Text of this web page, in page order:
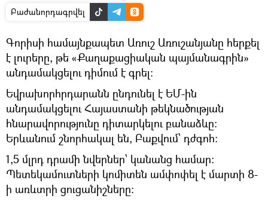
Բաժանորդագրվել
Գորիսի համայնքապետ Առուշ Առուշանյանը հերքել
է լուրերը, թե «Քաղաքացիական պայմանագրին»
անդամակցելու դիմում է գրել։
Եվրախորհրդարանն ընդունել է ԵՄ-ին
անդամակցելու Հայաստանի թեկնածության
հնարավորությունը դիտարկելու բանաձևը։
Երևանում շնորհակալ են, Բաքվում՝ դժգոհ։
1,5 մլրդ դրամի նվերներ՝ կանանց համար։
Պետեկամուտների կոմիտեն ամփոփել է մարտի 8-
ի առևտրի ցուցանիշները։